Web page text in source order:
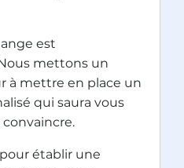
est
mettons un
à mettre en place un
qui saura vous
établir une